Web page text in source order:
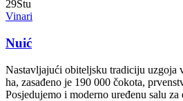
29Stu
Vinari
Nuić
Nastavljajući obiteljsku tradiciju uzgoja
ha, zasađeno je 190 000 čokota,
Posjedujemo i moderno uređenu salu